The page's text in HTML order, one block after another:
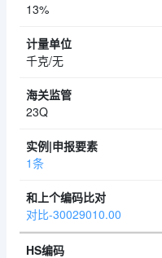
13%
千克/无
23Q
1条
对比-30029010.00